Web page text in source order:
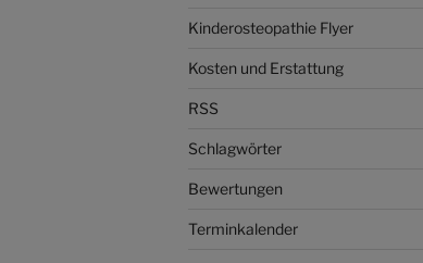
Kinderosteopathie Flyer
Kosten und Erstattung
RSS
Schlagwörter
Bewertungen
Terminkalender